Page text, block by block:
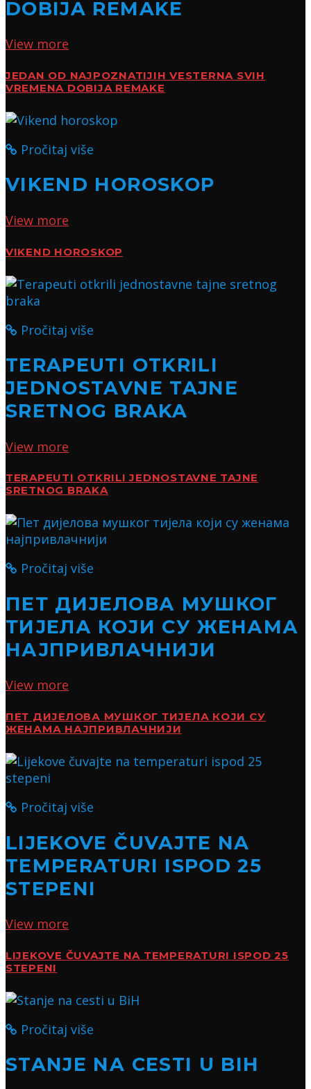
DOBIJA REMAKE
View more
JEDAN OD NAJPOZNATIJIH VESTERNA SVIH
VREMENA DOBIJA REMAKE
Pročitaj više
VIKEND HOROSKOP
View more
VIKEND HOROSKOP
Pročitaj više
TERAPEUTI OTKRILI
JEDNOSTAVNE TAJNE
SRETNOG BRAKA
View more
TERAPEUTI OTKRILI JEDNOSTAVNE TAJNE
SRETNOG BRAKA
Pročitaj više
ПЕТ ДИЈЕЛОВА МУШКОГ
ТИЈЕЛА КОЈИ СУ ЖЕНАМА
НАЈПРИВЛАЧНИЈИ
View more
ПЕТ ДИЈЕЛОВА МУШКОГ ТИЈЕЛА КОЈИ СУ
ЖЕНАМА НАЈПРИВЛАЧНИЈИ
Pročitaj više
LIJEKOVE ČUVAJTE NA
TEMPERATURI ISPOD 25
STEPENI
View more
LIJEKOVE ČUVAJTE NA TEMPERATURI ISPOD 25
STEPENI
Pročitaj više
STANJE NA CESTI U BIH